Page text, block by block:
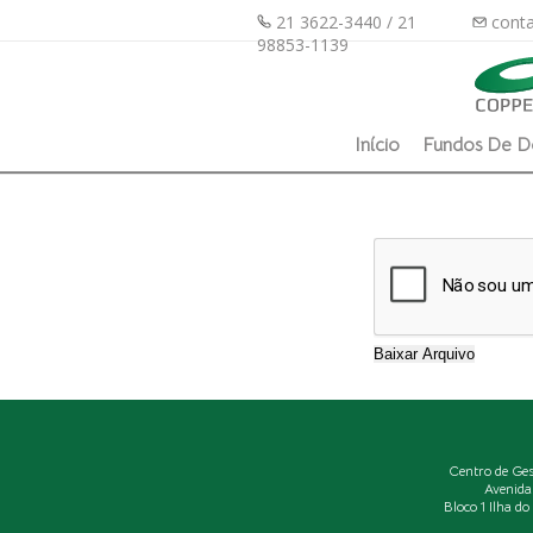
21 3622-3440 / 21
98853-1139
Início Fundos De
Centro de
Bloco 1 Ilha